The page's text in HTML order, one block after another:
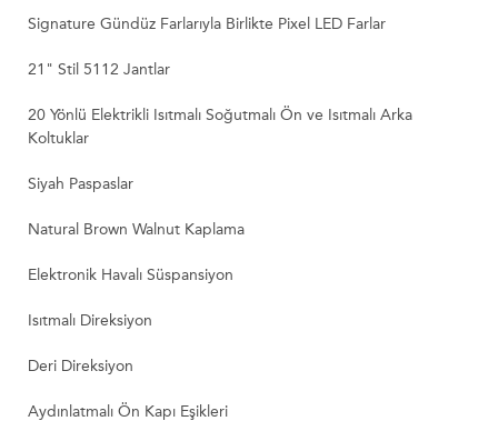
Signature Gündüz Farlarıyla Birlikte Pixel LED Farlar
21" Stil 5112 Jantlar
20 Yönlü Elektrikli Isıtmalı Soğutmalı Ön ve Isıtmalı Arka
Koltuklar
Siyah Paspaslar
Natural Brown Walnut Kaplama
Elektronik Havalı Süspansiyon
Isıtmalı Direksiyon
Deri Direksiyon
Aydınlatmalı Ön Kapı Eşikleri